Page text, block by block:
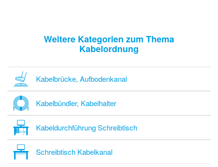
Weitere Kategorien zum Thema
Kabelordnung
Kabelbrücke, Aufbodenkanal
Kabelbündler, Kabelhalter
Kabeldurchführung Schreibtisch
Schreibtisch Kabelkanal